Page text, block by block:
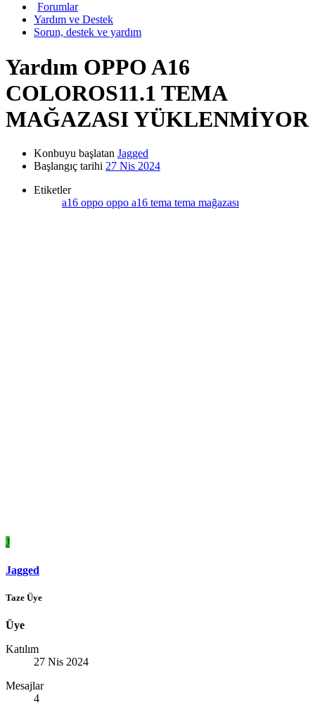
Forumlar
Yardım ve Destek
Sorun, destek ve yardım
Yardım OPPO A16
COLOROS11.1 TEMA
MAĞAZASI YÜKLENMİYOR
Konbuyu başlatan Jagged
Başlangıç tarihi 27 Nis 2024
Etiketler
a16 oppo oppo a16 tema tema mağazası
J
Jagged
Taze Üye
Üye
Katılım
27 Nis 2024
Mesajlar
4